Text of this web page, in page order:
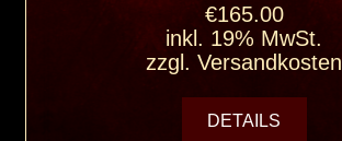
€165.00
inkl. 19% MwSt.
zzgl.Versandkosten
DETAILS